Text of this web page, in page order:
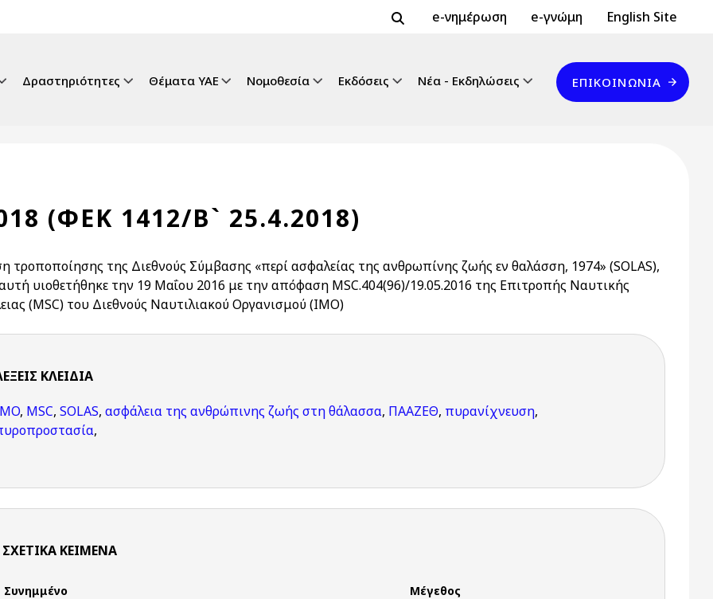
Header Top 2
e-νημέρωση e-γνώμη Header Top
English Site
Δραστηριότητες Θέματα ΥΑΕ Νομοθεσία Εκδόσεις Νέα - Εκδηλώσεις
Επικοινωνία
ΕΠΙΚΟΙΝΩΝΊΑ
(ΦΕΚ 1412/Β` 25.4.2018)
τροποποίησης της Διεθνούς Σύμβασης «περί ασφαλείας της ανθρωπίνης ζωής εν θαλάσση, 1974» (SOLAS),
υιοθετήθηκε την 19 Μαΐου 2016 με την απόφαση MSC.404(96)/19.05.2016 της Επιτροπής Ναυτικής
(MSC) του Διεθνούς Ναυτιλιακού Οργανισμού (ΙΜΟ)
KΛΕΙΔΙΆ
, MSC, SOLAS, ασφάλεια της ανθρώπινης ζωής στη θάλασσα, ΠΑΑΖΕΘ, πυρανίχνευση,
,
ΣΧΕΤΙΚΆ ΚΕΊΜΕΝΑ
Συνημμένο Μέγεθος